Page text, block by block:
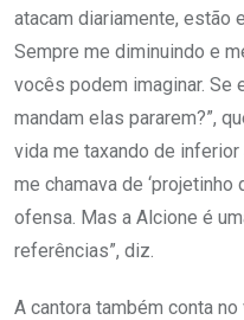
atacam diariamente, estão
Sempre me diminuindo e
vocês podem imaginar. Se
mandam elas pararem?”,
vida me taxando de inferior
me chamava de
ofensa. Mas a Alcione é
referências”, diz.
A cantora também conta